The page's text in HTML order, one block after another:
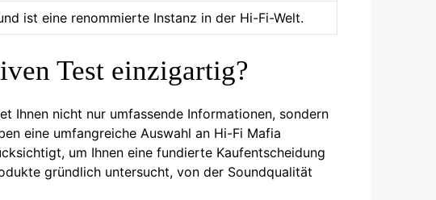
ist eine renommierte Instanz in der Hi-Fi-Welt.
Test einzigartig?
Ihnen nicht nur umfassende Informationen, sondern
eine umfangreiche Auswahl an Hi-Fi Mafia
um Ihnen eine fundierte Kaufentscheidung
gründlich untersucht, von der Soundqualität